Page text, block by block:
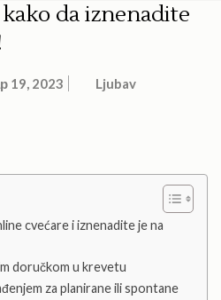
da iznenadite
19, 2023 Ljubav
cvećare i iznenadite je na
doručkom u krevetu
za planirane ili spontane